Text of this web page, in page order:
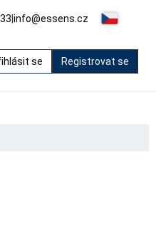
|info@essens.cz
se Registrovat se